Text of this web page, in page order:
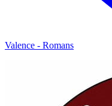
Valence - Romans